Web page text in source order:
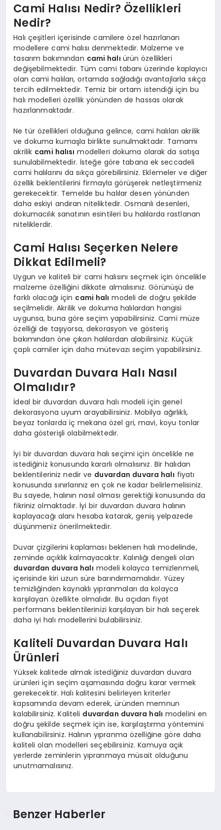
Cami Halısı Nedir? Özellikleri
Nedir?
Halı çeşitleri içerisinde camilere özel hazırlanan
modellere cami halısı denmektedir. Malzeme ve
tasarım bakımından cami halı ürün özellikleri
değişebilmektedir. Tüm cami tabanı üzerinde kaplayıcı
olan cami halıları, ortamda sağladığı avantajlarla sıkça
tercih edilmektedir. Temiz bir ortam istendiği için bu
halı modelleri özellik yönünden de hassas olarak
hazırlanmaktadır.
Ne tür özellikleri olduğuna gelince, cami halıları akrilik
ve dokuma kumaşla birlikte sunulmaktadır. Tamamı
akrilik cami halısı modelleri dokuma olarak da satışa
sunulabilmektedir. İsteğe göre tabana ek seccadeli
cami halılarını da sıkça görebilirsiniz. Eklemeler ve diğer
özellik beklentilerini firmayla görüşerek netleştirmeniz
gerekecektir. Temelde bu halılar desen yönünden
daha eskiyi andıran niteliktedir. Osmanlı desenleri,
dokumacılık sanatının esintileri bu halılarda rastlanan
niteliklerdir.
Cami Halısı Seçerken Nelere
Dikkat Edilmeli?
Uygun ve kaliteli bir cami halısını seçmek için öncelikle
malzeme özelliğini dikkate almalısınız. Görünüşü de
farklı olacağı için cami halı modeli de doğru şekilde
seçilmelidir. Akrilik ve dokuma halılardan hangisi
uygunsa, buna göre seçim yapabilirsiniz. Cami müze
özelliği de taşıyorsa, dekorasyon ve gösteriş
bakımından öne çıkan halılardan alabilirsiniz. Küçük
çaplı camiler için daha mütevazı seçim yapabilirsiniz.
Duvardan Duvara Halı Nasıl
Olmalıdır?
İdeal bir duvardan duvara halı modeli için genel
dekorasyona uyum arayabilirsiniz. Mobilya ağırlıklı,
beyaz tonlarda iç mekana özel gri, mavi, koyu tonlar
daha gösterişli olabilmektedir.
İyi bir duvardan duvara halı seçimi için öncelikle ne
istediğiniz konusunda kararlı olmalısınız. Bir halıdan
beklentileriniz nedir ve duvardan duvara halı fiyatı
konusunda sınırlarınız en çok ne kadar belirlemelisiniz.
Bu sayede, halının nasıl olması gerektiği konusunda da
fikriniz olmaktadır. İyi bir duvardan duvara halının
kaplayacağı alanı hesaba katarak, geniş yelpazede
düşünmeniz önerilmektedir.
Duvar çizgilerini kaplaması beklenen halı modelinde,
zeminde açıklık kalmayacaktır. Kalınlığı dengeli olan
duvardan duvara halı modeli kolayca temizlenmeli,
içerisinde kiri uzun süre barındırmamalıdır. Yüzey
temizliğinden kaynaklı yıpranmaları da kolayca
karşılayan özellikte olmalıdır. Bu açıdan fiyat
performans beklentilerinizi karşılayan bir halı seçerek
daha iyi halı modellerini bulabilirsiniz.
Kaliteli Duvardan Duvara Halı
Ürünleri
Yüksek kalitede almak istediğiniz duvardan duvara
ürünleri için seçim aşamasında doğru karar vermek
gerekecektir. Halı kalitesini belirleyen kriterler
kapsamında devam ederek, üründen memnun
kalabilirsiniz. Kaliteli duvardan duvara halı modelini en
doğru şekilde seçmek için ise, karşılaştırma yöntemini
kullanabilirsiniz. Halının yıpranma özelliğine göre daha
kaliteli olan modelleri seçebilirsiniz. Kamuya açık
yerlerde zeminlerin yıpranmaya müsait olduğunu
unutmamalısınız.
Benzer Haberler